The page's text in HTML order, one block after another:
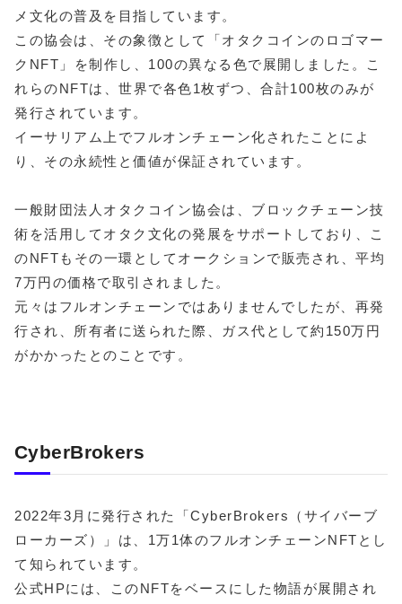
メ文化の普及を目指しています。
この協会は、その象徴として「オタクコインのロゴマー
クNFT」を制作し、100の異なる色で展開しました。こ
れらのNFTは、世界で各色1枚ずつ、合計100枚のみが
発行されています。
イーサリアム上でフルオンチェーン化されたことによ
り、その永続性と価値が保証されています。
一般財団法人オタクコイン協会は、ブロックチェーン技
術を活用してオタク文化の発展をサポートしており、こ
のNFTもその一環としてオークションで販売され、平均
7万円の価格で取引されました。
元々はフルオンチェーンではありませんでしたが、再発
行され、所有者に送られた際、ガス代として約150万円
がかかったとのことです。
CyberBrokers
2022年3月に発行された「CyberBrokers（サイバーブ
ローカーズ）」は、1万1体のフルオンチェーンNFTとし
て知られています。
公式HPには、このNFTをベースにした物語が展開され